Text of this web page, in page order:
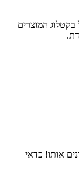
גרם בלבד, אבל בקטלוג המוצרים
אותו! כדאי